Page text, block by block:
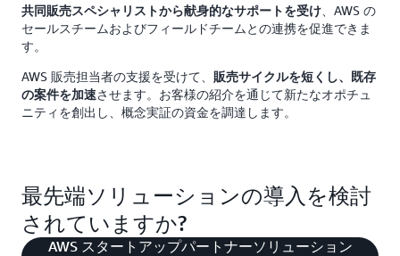
共同販売スペシャリストから献身的なサポートを受け 、AWS の
セールスチームおよびフィールドチームとの連携を促進できま
す。
AWS 販売担当者の支援を受けて、
販売サイクルを短くし、既存
の案件を加速させます。お客様の紹介を通じて新たなオポチュ
ニティを創出し、概念実証の資金を調達します。
最先端ソリューションの導入を検討
されていますか?
AWS スタートアップパートナーソリューション